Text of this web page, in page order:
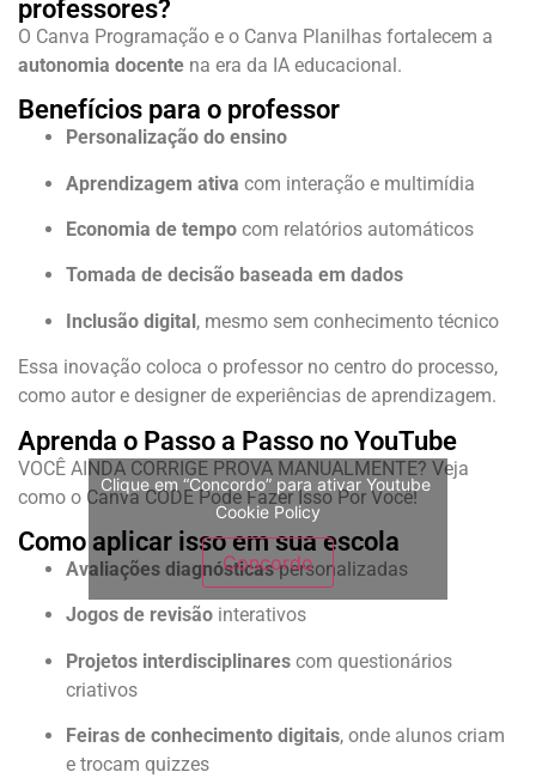
professores?
O Canva Programação e o Canva Planilhas fortalecem a
autonomia docente na era da IA educacional.
Benefícios para o professor
Personalização do ensino
Aprendizagem ativa com interação e multimídia
Economia de tempo com relatórios automáticos
Tomada de decisão baseada em dados
Inclusão digital, mesmo sem conhecimento técnico
Essa inovação coloca o professor no centro do processo,
como autor e designer de experiências de aprendizagem.
Aprenda o Passo a Passo no YouTube
VOCÊ AINDA CORRIGE PROVA MANUALMENTE? Veja
como o Canva CODE Pode Fazer Isso Por Você!
Clique em “Concordo” para ativar Youtube
Cookie Policy
Concordo
Como aplicar isso em sua escola
Avaliações diagnósticaspersonalizadas
Jogos de revisão interativos
Projetos interdisciplinares com questionários
criativos
Feiras de conhecimento digitais, onde alunos criam
e trocam quizzes